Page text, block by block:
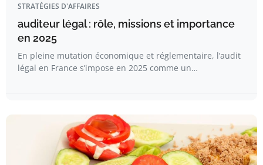
STRATÉGIES D'AFFAIRES
auditeur légal : rôle, missions et importance
en 2025
En pleine mutation économique et réglementaire, l’audit
légal en France s’impose en 2025 comme un…